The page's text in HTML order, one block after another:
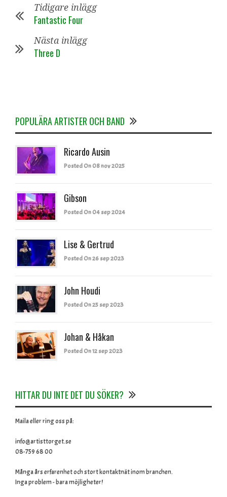
Tidigare inlägg
Fantastic Four
Nästa inlägg
Three D
POPULÄRA ARTISTER OCH BAND
Ricardo Ausin
Posted On 08 nov 2025
Gibson
Posted On 04 sep 2024
Lise & Gertrud
Posted On 26 sep 2023
John Houdi
Posted On 25 sep 2023
Johan & Håkan
Posted On 12 sep 2023
HITTAR DU INTE DET DU SÖKER?
Maila eller ring oss på:
info@artisttorget.se
08-759 68 00
Många års erfarenhet och stort kontaktnät inom branchen.
Inga problem - bara möjligheter!